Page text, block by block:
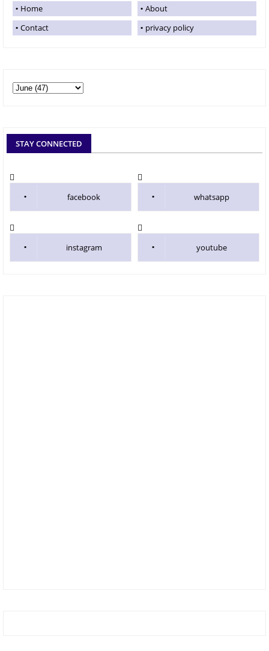
Home
About
Contact
privacy policy
STAY CONNECTED
facebook whatsapp
instagram youtube